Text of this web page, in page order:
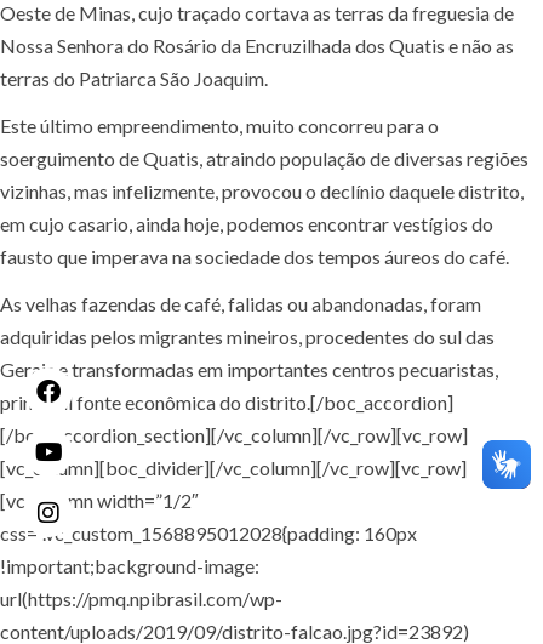
Oeste de Minas, cujo traçado cortava as terras da freguesia de
Nossa Senhora do Rosário da Encruzilhada dos Quatis e não as
terras do Patriarca São Joaquim.
Este último empreendimento, muito concorreu para o
soerguimento de Quatis, atraindo população de diversas regiões
vizinhas, mas infelizmente, provocou o declínio daquele distrito,
em cujo casario, ainda hoje, podemos encontrar vestígios do
fausto que imperava na sociedade dos tempos áureos do café.
As velhas fazendas de café, falidas ou abandonadas, foram
adquiridas pelos migrantes mineiros, procedentes do sul das
Gerais e transformadas em importantes centros pecuaristas,
principal fonte econômica do distrito.[/boc_accordion]
[/boc_accordion_section][/vc_column][/vc_row][vc_row]
[vc_column][boc_divider][/vc_column][/vc_row][vc_row]
[vc_column width=”1/2″
css=”.vc_custom_1568895012028{padding: 160px
!important;background-image:
url(https://pmq.npibrasil.com/wp-
content/uploads/2019/09/distrito-falcao.jpg?id=23892)